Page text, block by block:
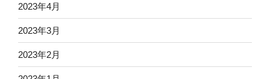
2023年4月
2023年3月
2023年2月